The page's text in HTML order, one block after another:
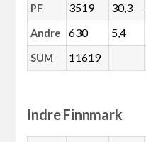
PF 3519 30,3
Andre 630 5,4
SUM 11619
Indre Finnmark